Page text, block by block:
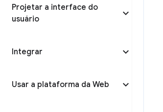
Projetar a interface do
usuário
Integrar
Usar a plataforma da Web